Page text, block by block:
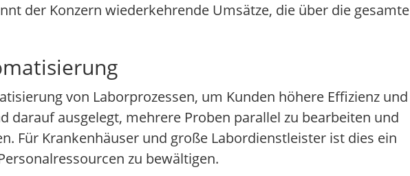
der Konzern wiederkehrende Umsätze, die über die gesamte
von Laborprozessen, um Kunden höhere Effizienz und
darauf ausgelegt, mehrere Proben parallel zu bearbeiten und
Für Krankenhäuser und große Labordienstleister ist dies ein
zu bewältigen.